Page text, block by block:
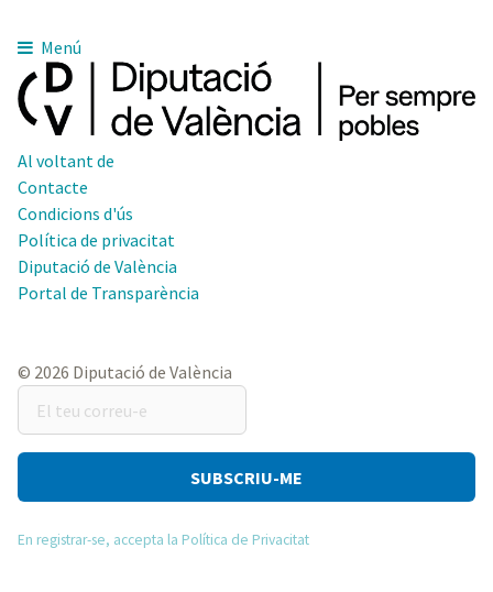
Menú
Al voltant de
Contacte
Condicions d'ús
Política de privacitat
Diputació de València
Portal de Transparència
© 2026 Diputació de València
teu
correu-
En registrar-se, accepta la Política de Privacitat